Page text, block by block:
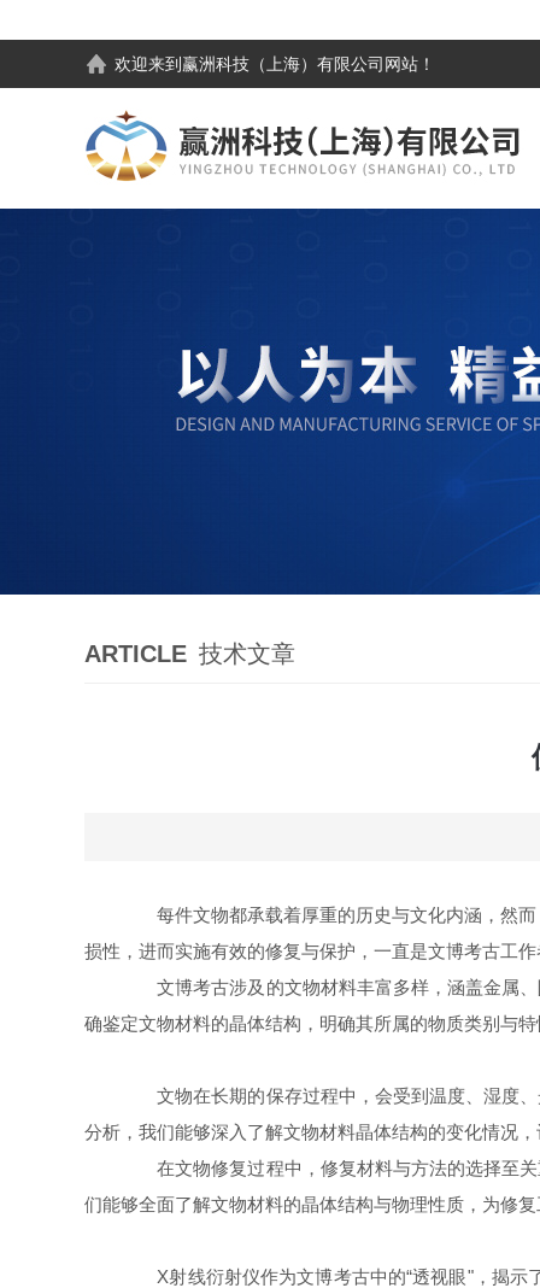
欢迎来到 赢洲科技（上海）有限公司 网站！
ARTICLE 技术文章
每件文物都承载着厚重的历史与文化内涵，然而
损性，进而实施有效的修复与保护，一直是文博考古工
文博考古涉及的文物材料丰富多样，涵盖金属、
确鉴定文物材料的晶体结构，明确其所属的物质类别与
文物在长期的保存过程中，会受到温度、湿度、
分析，我们能够深入了解文物材料晶体结构的变化情况
在文物修复过程中，修复材料与方法的选择至关
们能够全面了解文物材料的晶体结构与物理性质，为修
X射线衍射仪作为文博考古中的“透视眼"，揭示